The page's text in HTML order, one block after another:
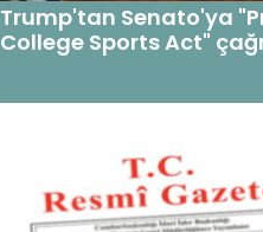
Trump'tan Senato'ya
College Sports Act"